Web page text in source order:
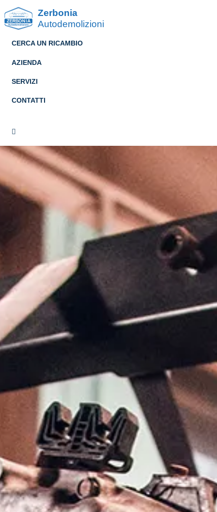
Zerbonia
Autodemolizioni
CERCA UN RICAMBIO
AZIENDA
SERVIZI
CONTATTI